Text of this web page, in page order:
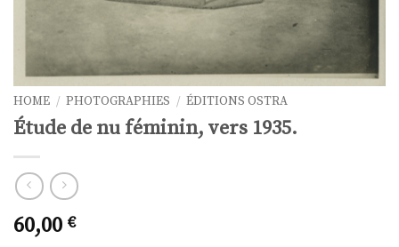
HOME / PHOTOGRAPHIES / ÉDITIONS OSTRA
Étude de nu féminin, vers 1935.
60,00 €